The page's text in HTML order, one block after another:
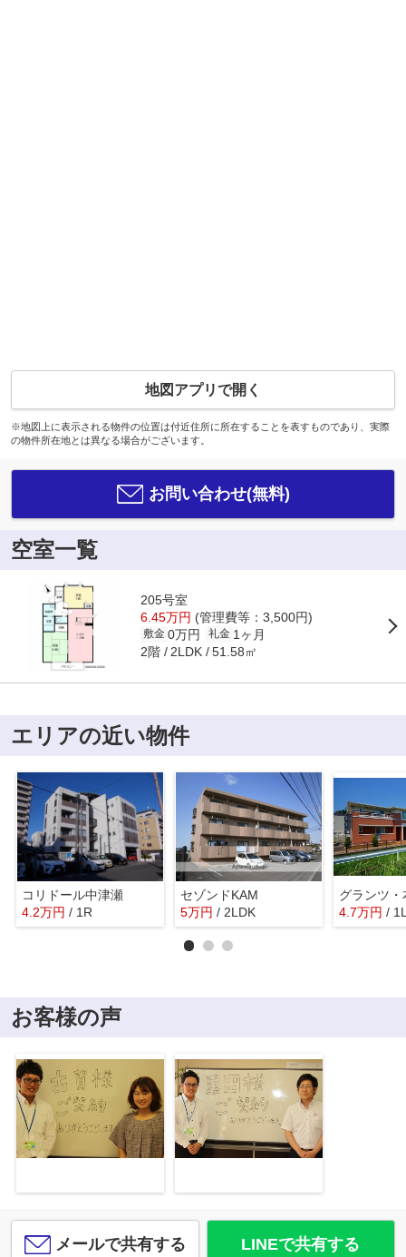
地図アプリで開く
※地図上に表示される物件の位置は付近住所に所在することを表すものであり、実際
の物件所在地とは異なる場合がございます。
お問い合わせ(無料)
空室一覧
205号室
6.45万円 (管理費等：3,500円)
敷金 0万円 礼金 1ヶ月
2階 2LDK 51.58㎡
エリアの近い物件
コリドール中津瀬
4.2万円 / 1R
セゾンドKAM
5万円 / 2LDK
グランツ・
4.7万円 /
お客様の声
メールで共有する LINEで共有する